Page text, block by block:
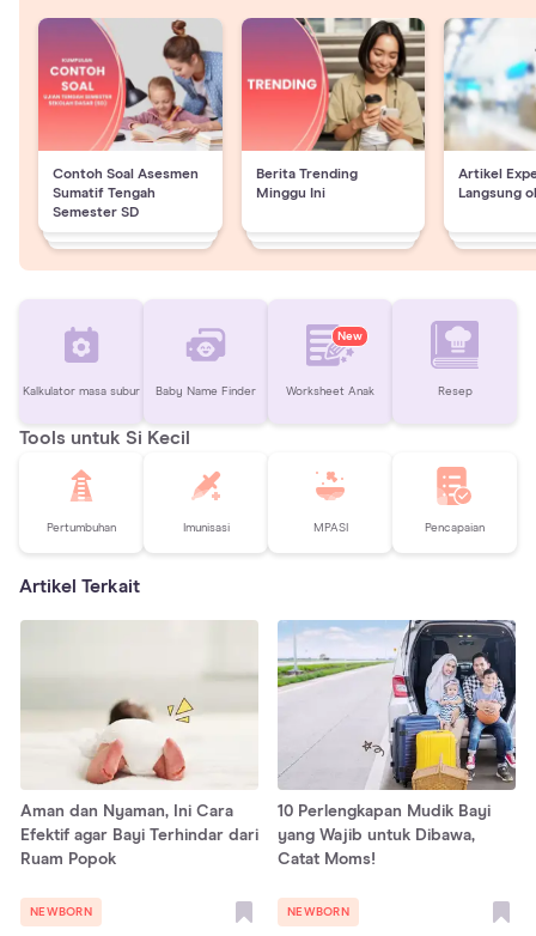
Contoh Soal Asesmen
Sumatif Tengah
Semester SD
Berita Trending
Minggu Ini
Artikel
Langsung
Kalkulator masa subur Baby Name Finder
New
Worksheet Anak Resep
Tools untuk Si Kecil
Pertumbuhan Imunisasi MPASI Pencapaian
Artikel Terkait
Aman dan Nyaman, Ini Cara
Efektif agar Bayi Terhindar dari
Ruam Popok
NEWBORN
10 Perlengkapan Mudik Bayi
yang Wajib untuk Dibawa,
Catat Moms!
NEWBORN